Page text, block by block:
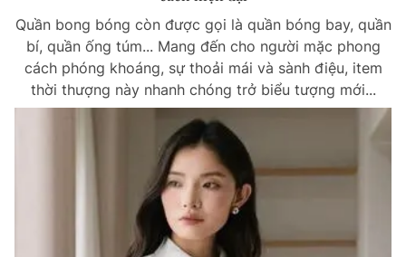
Quần bong bóng còn được gọi là quần bóng bay, quần
bí, quần ống túm... Mang đến cho người mặc phong
cách phóng khoáng, sự thoải mái và sành điệu, item
thời thượng này nhanh chóng trở biểu tượng mới...